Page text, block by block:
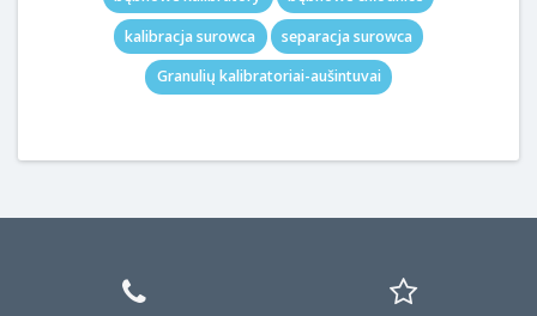
kalibracja surowca
separacja surowca
Granulių kalibratoriai-aušintuvai